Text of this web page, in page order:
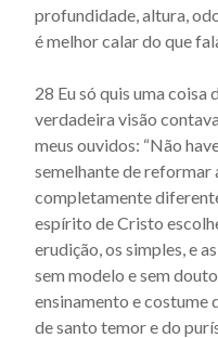
profundidade, altura,
é melhor calar do que
28 Eu só quis uma
verdadeira vi­são
meus ouvidos: “Não
semelhante de re­formar
completamente
espírito de Cristo
erudição, os simples, e
sem modelo e sem
ensinamento e costume
de santo temor e do